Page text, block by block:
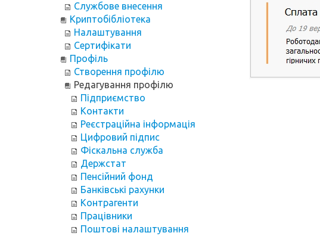
Службове внесення
Криптобібліотека
Налаштування
Сертифікати
Профіль
Створення профілю
Редагування профілю
Підприємство
Контакти
Реєстраційна інформація
Цифровий підпис
Фіскальна служба
Держстат
Пенсійний фонд
Банківські рахунки
Контрагенти
Працівники
Поштові налаштування